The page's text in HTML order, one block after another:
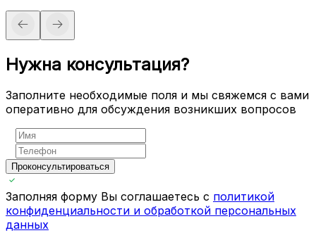
Нужна консультация?
Заполните необходимые поля и мы свяжемся с вами
оперативно для обсуждения возникших вопросов
Проконсультироваться
Заполняя форму Вы соглашаетесь с политикой
конфиденциальности и обработкой персональных
данных